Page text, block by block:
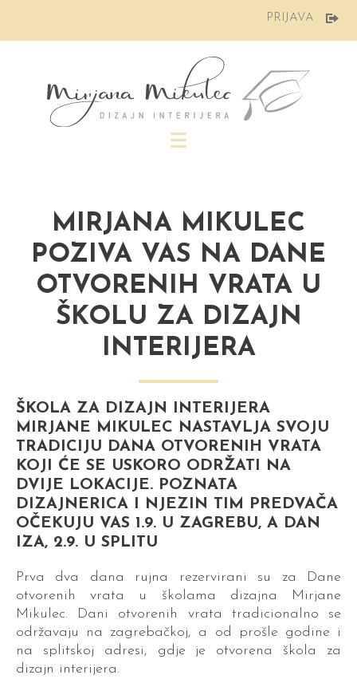
sadržaj
PRIJAVA
MIRJANA MIKULEC
POZIVA VAS NA DANE
OTVORENIH VRATA U
ŠKOLU ZA DIZAJN
INTERIJERA
ŠKOLA ZA DIZAJN INTERIJERA
MIRJANE MIKULEC NASTAVLJA SVOJU
TRADICIJU DANA OTVORENIH VRATA
KOJI ĆE SE USKORO ODRŽATI NA
DVIJE LOKACIJE. POZNATA
DIZAJNERICA I NJEZIN TIM PREDVAČA
OČEKUJU VAS 1.9. U ZAGREBU, A DAN
IZA, 2.9. U SPLITU
Prva dva dana rujna rezervirani su za Dane
otvorenih vrata u školama dizajna Mirjane
Mikulec. Dani otvorenih vrata tradicionalno se
održavaju na zagrebačkoj, a od prošle godine i
na splitskoj adresi, gdje je otvorena škola za
dizajn interijera.